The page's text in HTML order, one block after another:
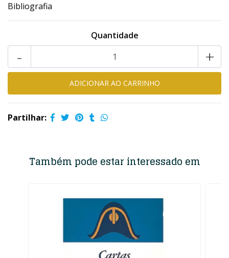
Bibliografia
Quantidade
+
-
Partilhar:
Também pode estar interessado em